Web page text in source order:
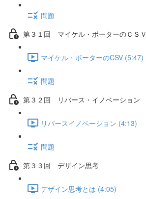
問題
第３１回 マイケル・ポーターのＣＳＶ
マイケル・ポーターのCSV (5:47)
問題
第３２回 リバース・イノベーション
リバースイノベーション (4:13)
問題
第３３回 デザイン思考
デザイン思考とは (4:05)